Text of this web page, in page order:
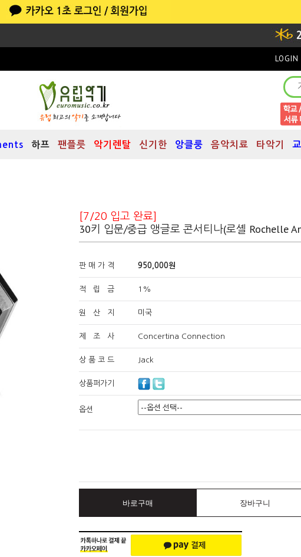
LOGIN
하프 팬플릇 악기렌탈 신기한 앙클룽 음악치료 타악기
[7/20 입고 완료]
30키 입문/중급 앵글로 콘서티나(로셸 Rochelle
판 매 가 격 950,000원
적 립 금 1%
원 산 지 미국
제 조 사 Concertina Connection
상 품 코 드 Jack
상품퍼가기
옵션
바로구매 장바구니